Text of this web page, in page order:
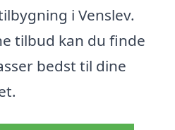
i Venslev.
tilbud kan du finde
bedst til dine